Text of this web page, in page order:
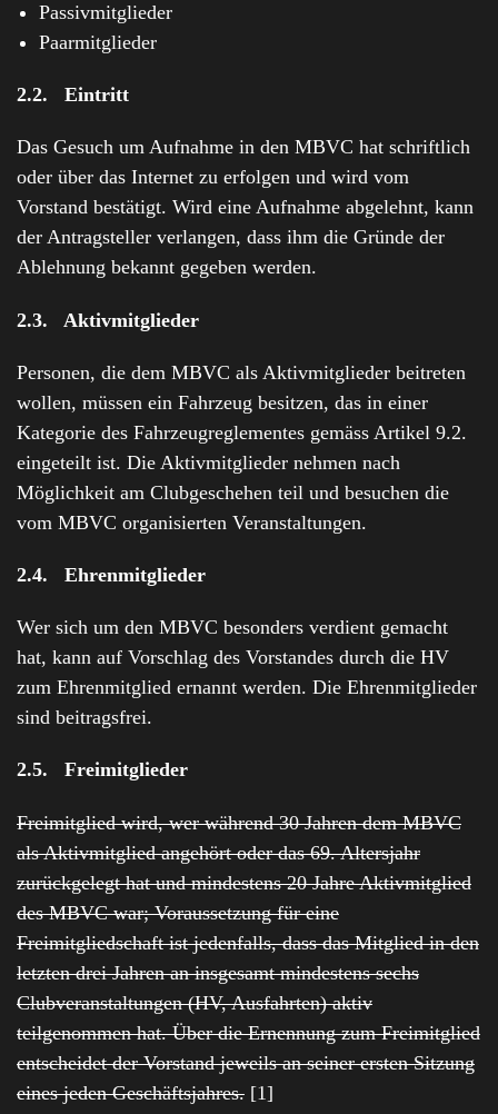
Passivmitglieder
Paarmitglieder
2.2. Eintritt
Das Gesuch um Aufnahme in den MBVC hat schriftlich
oder über das Internet zu erfolgen und wird vom
Vorstand bestätigt. Wird eine Aufnahme abgelehnt, kann
der Antragsteller verlangen, dass ihm die Gründe der
Ablehnung bekannt gegeben werden.
2.3. Aktivmitglieder
Personen, die dem MBVC als Aktivmitglieder beitreten
wollen, müssen ein Fahrzeug besitzen, das in einer
Kategorie des Fahrzeugreglementes gemäss Artikel 9.2.
eingeteilt ist. Die Aktivmitglieder nehmen nach
Möglichkeit am Clubgeschehen teil und besuchen die
vom MBVC organisierten Veranstaltungen.
2.4. Ehrenmitglieder
Wer sich um den MBVC besonders verdient gemacht
hat, kann auf Vorschlag des Vorstandes durch die HV
zum Ehrenmitglied ernannt werden. Die Ehrenmitglieder
sind beitragsfrei.
2.5. Freimitglieder
Freimitglied wird, wer während 30 Jahren dem MBVC
als Aktivmitglied angehört oder das 69. Altersjahr
zurückgelegt hat und mindestens 20 Jahre Aktivmitglied
des MBVC war; Voraussetzung für eine
Freimitgliedschaft ist jedenfalls, dass das Mitglied in den
letzten drei Jahren an insgesamt mindestens sechs
Clubveranstaltungen (HV, Ausfahrten) aktiv
teilgenommen hat. Über die Ernennung zum Freimitglied
entscheidet der Vorstand jeweils an seiner ersten Sitzung
eines jeden Geschäftsjahres. [1]